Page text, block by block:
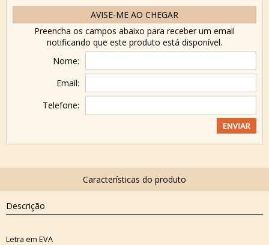
AVISE-ME AO CHEGAR
Preencha os campos abaixo para receber um email
notificando que este produto está disponível.
Nome:
Email:
Telefone:
Descrição
Letra em EVA